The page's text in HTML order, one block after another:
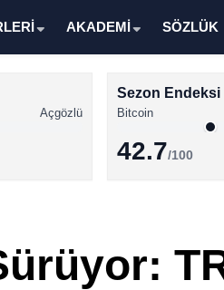
AKADEMİ SÖZLÜK
Açgözlü
Sezon Endeksi
Bitcoin
42.7/100